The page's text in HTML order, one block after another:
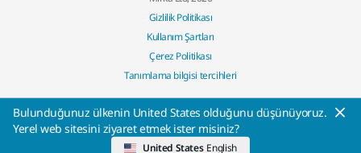
Gizlilik Politikası
Kullanım Şartları
Çerez Politikası
Tanımlama bilgisi tercihleri
Bulunduğunuz ülkenin United States olduğunu düşünüyoruz.
Yerel web sitesini ziyaret etmek ister misiniz?
United States English